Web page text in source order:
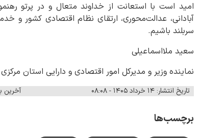
امید است با استعانت از خداوند متعال و در پرتو
آبادانی، عدالت‌محوری، ارتقای نظام اقتصادی کشور و
سربلند باشیم.
سعید ملااسماعیلی
نماینده وزیر و مدیرکل امور اقتصادی و دارایی استان مرکزی
تاریخ انتشار: ۱۴ خرداد ۱۴۰۵ - ۰۸:۰۸ آخرین
برچسب‌ها